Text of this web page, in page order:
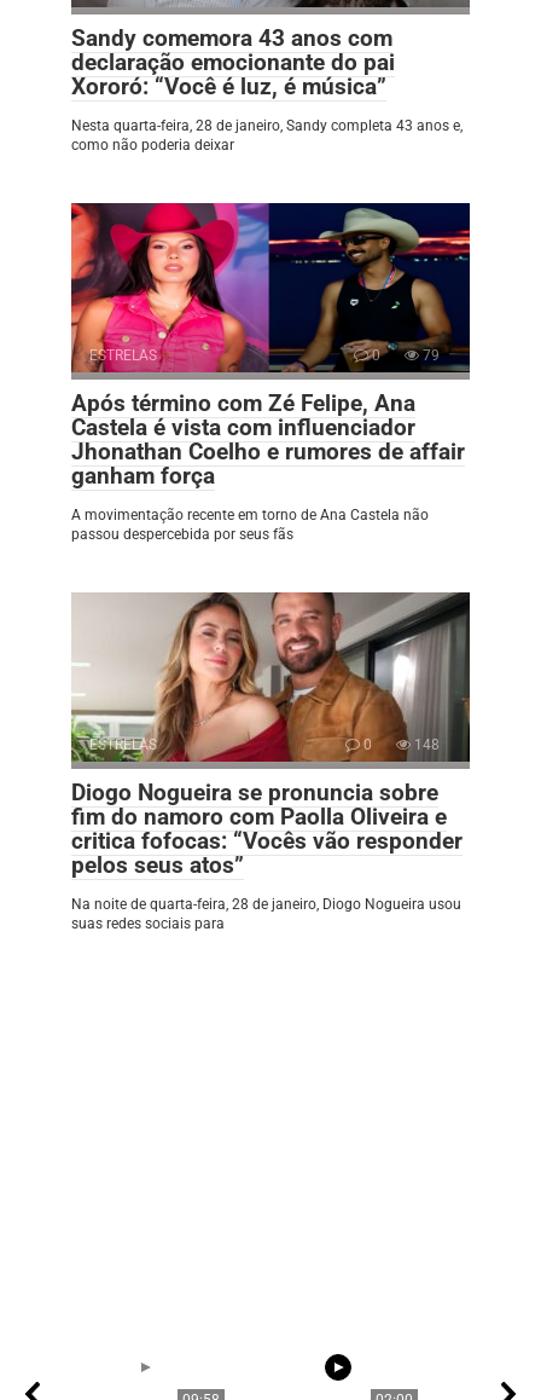
Sandy comemora 43 anos com
declaração emocionante do pai
Xororó: “Você é luz, é música”
Nesta quarta-feira, 28 de janeiro, Sandy completa 43 anos e,
como não poderia deixar
ESTRELAS 0 79
Após término com Zé Felipe, Ana
Castela é vista com influenciador
Jhonathan Coelho e rumores de affair
ganham força
A movimentação recente em torno de Ana Castela não
passou despercebida por seus fãs
ESTRELAS 0 148
Diogo Nogueira se pronuncia sobre
fim do namoro com Paolla Oliveira e
critica fofocas: “Vocês vão responder
pelos seus atos”
Na noite de quarta-feira, 28 de janeiro, Diogo Nogueira usou
suas redes sociais para